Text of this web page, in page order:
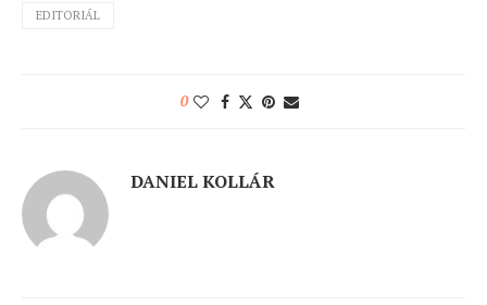
EDITORIÁL
0
DANIEL KOLLÁR